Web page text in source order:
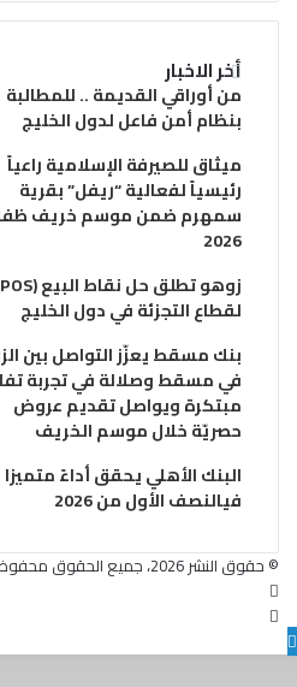
أخر الاخبار
من أوراقي القديمة .. للمطالبة
بنظام أمن فاعل لدول الخليج
ميثاق للصيرفة الإسلامية راعياً
رئيسياً لفعالية “ريفل” بقرية
سمهرم ضمن موسم خريف
2026
لقطاع التجزئة في دول الخليج
بنك مسقط يعزّز التواصل بين
في مسقط وصلالة في تجربة
مبتكرة ويواصل تقديم عروض
حصريّة خلال موسم الخريف
البنك الأهلي يحقق أداءً متميزا
فيالنصف الأول من 2026
© حقوق النشر 2026، جميع الحقوق محفوظة |
الذهاب